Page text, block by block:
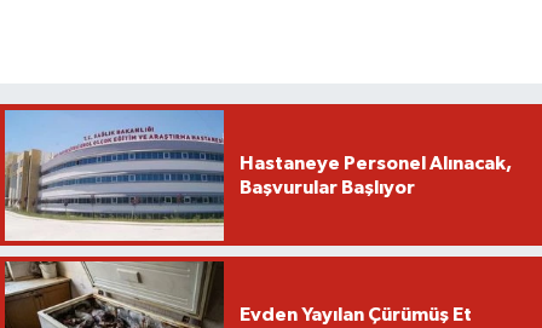
Hastaneye Personel Alınacak,
Başvurular Başlıyor
Evden Yayılan Çürümüş Et